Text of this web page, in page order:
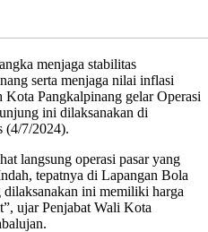
menjaga stabilitas
serta menjaga nilai inflasi
Pangkalpinang gelar Operasi
ini dilaksanakan di
(4/7/2024).
langsung operasi pasar yang
tepatnya di Lapangan Bola
dilaksanakan ini memiliki harga
ujar Penjabat Wali Kota